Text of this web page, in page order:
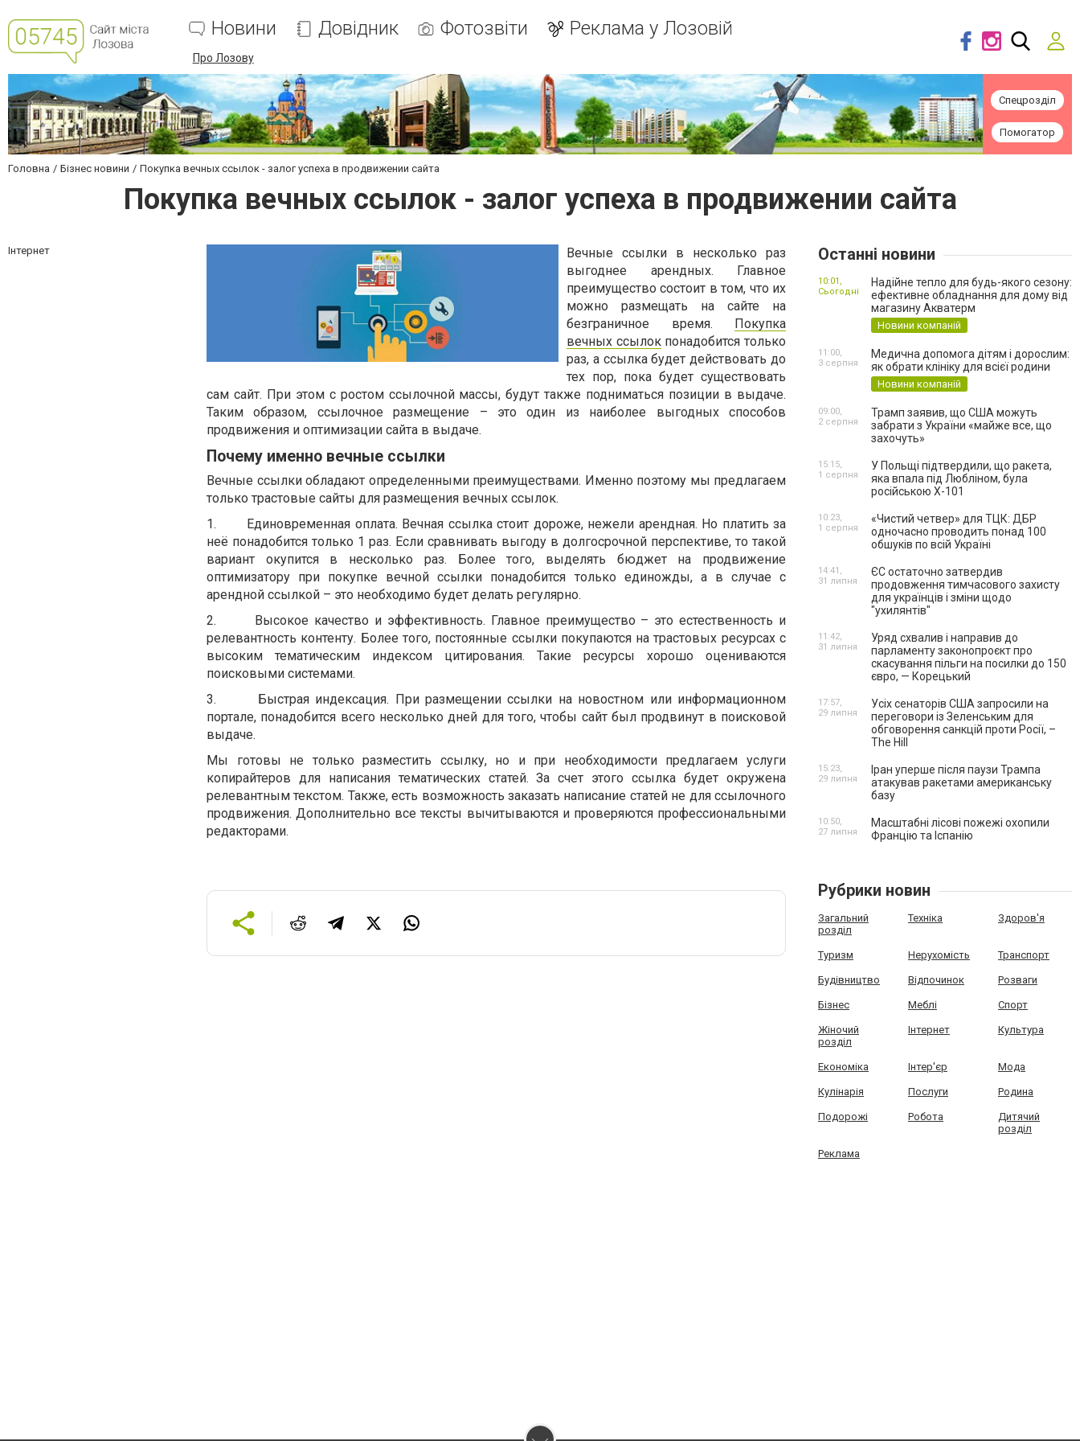
Новини Довідник Фотозвіти Реклама у Лозовій
Про Лозову
Спецрозділ
Помогатор
Головна Бізнес новини Покупка вечных ссылок - залог успеха в продвижении сайта
Покупка вечных ссылок - залог успеха в продвижении сайта
Інтернет
Вечные ссылки в несколько раз
выгоднее арендных. Главное
преимущество состоит в том, что их
можно размещать на сайте на
безграничное время. Покупка
вечных ссылокпонадобится только
раз, а ссылка будет действовать до
тех пор, пока будет существовать
сам сайт. При этом с ростом ссылочной массы, будут также подниматься позиции в выдаче.
Таким образом, ссылочное размещение – это один из наиболее выгодных способов
продвижения и оптимизации сайта в выдаче.
Почему именно вечные ссылки
Вечные ссылки обладают определенными преимуществами. Именно поэтому мы предлагаем
только трастовые сайты для размещения вечных ссылок.
1. Единовременная оплата. Вечная ссылка стоит дороже, нежели арендная. Но платить за
неё понадобится только 1 раз. Если сравнивать выгоду в долгосрочной перспективе, то такой
вариант окупится в несколько раз. Более того, выделять бюджет на продвижение
оптимизатору при покупке вечной ссылки понадобится только единожды, а в случае с
арендной ссылкой – это необходимо будет делать регулярно.
2. Высокое качество и эффективность. Главное преимущество – это естественность и
релевантность контенту. Более того, постоянные ссылки покупаются на трастовых ресурсах с
высоким тематическим индексом цитирования. Такие ресурсы хорошо оцениваются
поисковыми системами.
3. Быстрая индексация. При размещении ссылки на новостном или информационном
портале, понадобится всего несколько дней для того, чтобы сайт был продвинут в поисковой
выдаче.
Мы готовы не только разместить ссылку, но и при необходимости предлагаем услуги
копирайтеров для написания тематических статей. За счет этого ссылка будет окружена
релевантным текстом. Также, есть возможность заказать написание статей не для ссылочного
продвижения. Дополнительно все тексты вычитываются и проверяются профессиональными
редакторами.
Останні новини
Надійне тепло для будь-якого сезону:
ефективне обладнання для дому від
магазину Акватерм
Новини компаній
10:01,
Сьогодні
Медична допомога дітям і дорослим:
як обрати клініку для всієї родини
Новини компаній
11:00,
3 серпня
Трамп заявив, що США можуть
забрати з України «майже все, що
захочуть»
09:00,
2 серпня
У Польщі підтвердили, що ракета,
яка впала під Любліном, була
російською Х-101
15:15,
1 серпня
«Чистий четвер» для ТЦК: ДБР
одночасно проводить понад 100
обшуків по всій Україні
10:23,
1 серпня
ЄС остаточно затвердив
продовження тимчасового захисту
для українців і зміни щодо
"ухилянтів"
14:41,
31 липня
Уряд схвалив і направив до
парламенту законопроєкт про
скасування пільги на посилки до 150
євро, — Корецький
11:42,
31 липня
Усіх сенаторів США запросили на
переговори із Зеленським для
обговорення санкцій проти Росії, –
The Hill
17:57,
29 липня
Іран уперше після паузи Трампа
атакував ракетами американську
базу
15:23,
29 липня
Масштабні лісові пожежі охопили
Францію та Іспанію
10:50,
27 липня
Рубрики новин
Загальний
розділ
Техніка Здоров'я
Туризм Нерухомість Транспорт
Будівництво Відпочинок Розваги
Бізнес Меблі Спорт
Жіночий
розділ
Інтернет Культура
Економіка Інтер'єр Мода
Кулінарія Послуги Родина
Подорожі Робота
Дитячий
розділ
Реклама